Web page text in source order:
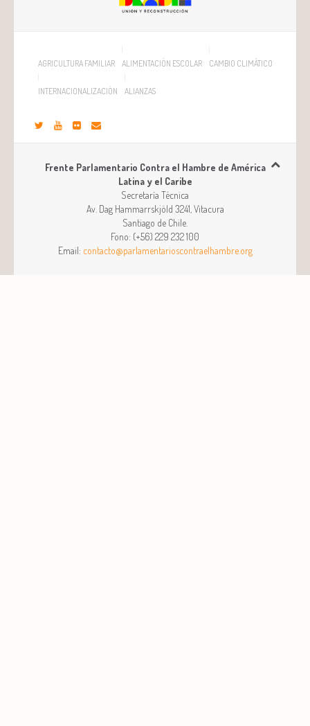
AGRICULTURA FAMILIAR ALIMENTACIÓN ESCOLAR CAMBIO CLIMÁTICO
INTERNACIONALIZACIÓN ALIANZAS
Frente Parlamentario Contra el Hambre de América
Latina y el Caribe
Secretaría Técnica
Av. Dag Hammarrskjöld 3241, Vitacura
Santiago de Chile
Fono: (+56) 229 232 100
Email: contacto@parlamentarioscontraelhambre.org